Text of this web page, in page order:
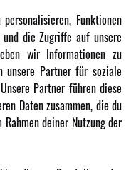
Funktionen
die Zugriffe auf unsere
wir Informationen zu
unsere Partner für soziale
Partner führen diese
Daten zusammen, die du
deiner Nutzung der